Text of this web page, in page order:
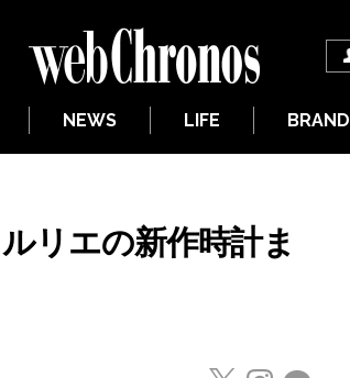
NEWS LIFE BRAND
リエの新作時計ま